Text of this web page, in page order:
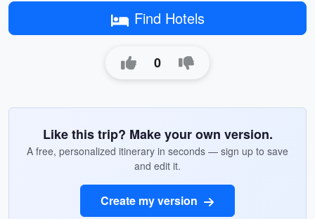
Find Hotels
0
Like this trip? Make your own version.
A free, personalized itinerary in seconds — sign up to save
and edit it.
Create my version